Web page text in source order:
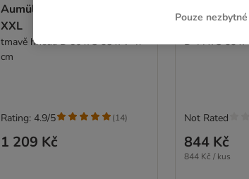
Aumüller proutěná kukaň
XXL
tmavě hnědá D 56 x Š 38 x V 47
cm
1 209 Kč
Rating: 4.9/5 (14)
Trixie košík
kolo s
D 44 x Š 33 x
844 Kč
844 Kč / kus
Not Rated
Pouze